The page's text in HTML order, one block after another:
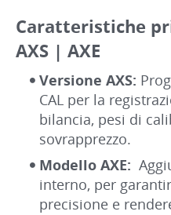
Caratteristiche
AXS | AXE
Versione AXS:
CAL per la
bilancia, pesi di
sovrapprezzo.
Modello AXE:
interno, per
precisione e